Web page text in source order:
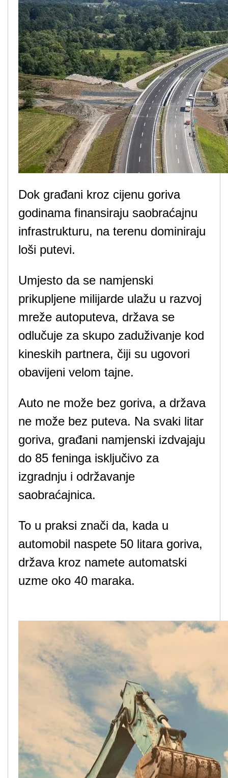
Dok građani kroz cijenu goriva
godinama finansiraju saobraćajnu
infrastrukturu, na terenu dominiraju
loši putevi.
Umjesto da se namjenski
prikupljene milijarde ulažu u razvoj
mreže autoputeva, država se
odlučuje za skupo zaduživanje kod
kineskih partnera, čiji su ugovori
obavijeni velom tajne.
Auto ne može bez goriva, a država
ne može bez puteva. Na svaki litar
goriva, građani namjenski izdvajaju
do 85 feninga isključivo za
izgradnju i održavanje
saobraćajnica.
To u praksi znači da, kada u
automobil naspete 50 litara goriva,
država kroz namete automatski
uzme oko 40 maraka.